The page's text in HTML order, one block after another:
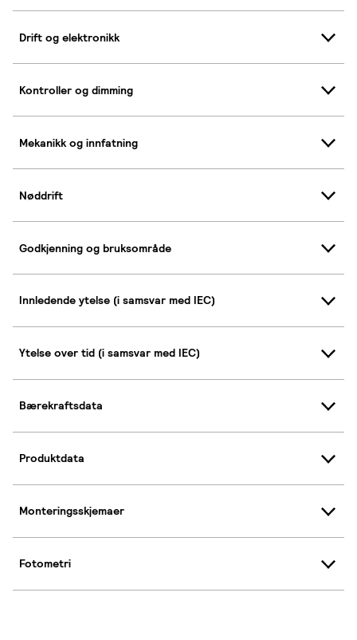
Drift og elektronikk
Kontroller og dimming
Mekanikk og innfatning
Nøddrift
Godkjenning og bruksområde
Innledende ytelse (i samsvar med IEC)
Ytelse over tid (i samsvar med IEC)
Bærekraftsdata
Produktdata
Monteringsskjemaer
Fotometri